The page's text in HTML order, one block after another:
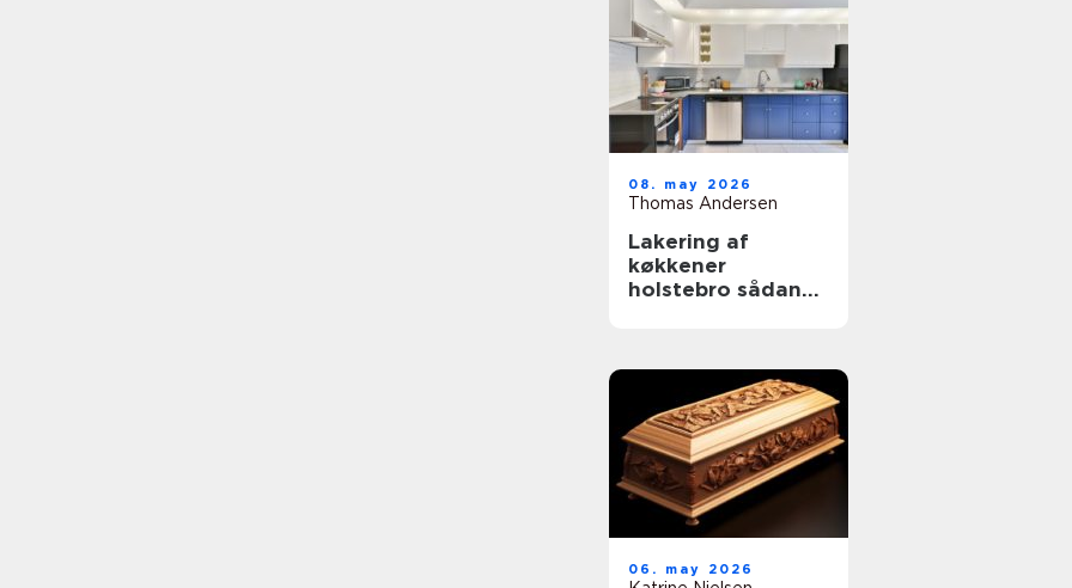
08. may 2026
Thomas Andersen
Lakering af
køkkener
holstebro sådan
06. may 2026